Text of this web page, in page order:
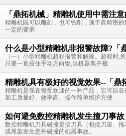
「鼎拓机械」精雕机使用中需注
精雕机既可以雕刻，也可铣削，属于高精密
一定的要求
什么是小型精雕机非报警故障?「
（一）小型精雕机超程报警和解除。超程时,
只要一直按住手动方向键,当机器离开极
精雕机具有极好的视觉效果--「鼎
精雕机是现在很受欢迎的一种产品，它可以在
加工质量好、效率高、操作简单维护方便
如何避免数控精雕机发生撞刀事故
数控精雕机刀具碰撞是指刀具（包括刀架、
或尾架发生意外碰撞的机器事故。